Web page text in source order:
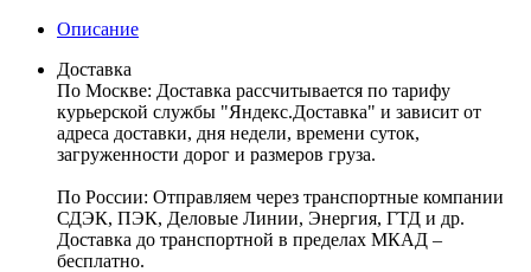
Описание
Доставка
По Москве: Доставка рассчитывается по тарифу
курьерской службы "Яндекс.Доставка" и зависит от
адреса доставки, дня недели, времени суток,
загруженности дорог и размеров груза.
По России: Отправляем через транспортные компании
СДЭК, ПЭК, Деловые Линии, Энергия, ГТД и др.
Доставка до транспортной в пределах МКАД –
бесплатно.